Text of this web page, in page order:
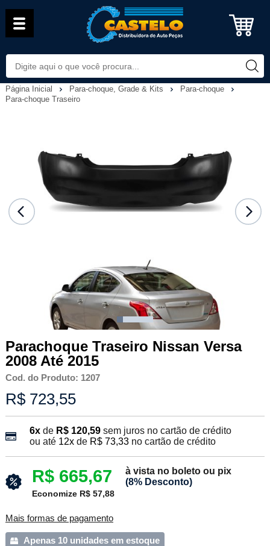
Página Inicial Para-choque, Grade & Kits
Para-choque
Para-choque Traseiro
Parachoque Traseiro Nissan Versa
2008 Até 2015
Cod. do Produto: 1207
R$ 723,55
6xde R$ 120,59 sem juros no cartão de crédito
ou até 12xde R$ 73,33no cartão de crédito
R$ 665,67
à vista no boleto ou pix
(8% Desconto)
Economize R$ 57,88
Mais formas de pagamento
Apenas 10 unidades em estoque